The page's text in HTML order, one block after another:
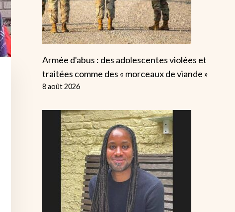
Armée d'abus : des adolescentes violées et
traitées comme des « morceaux de viande »
8 août 2026